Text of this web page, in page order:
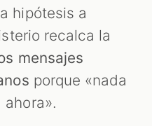
hipótesis a
recalca la
mensajes
porque «nada